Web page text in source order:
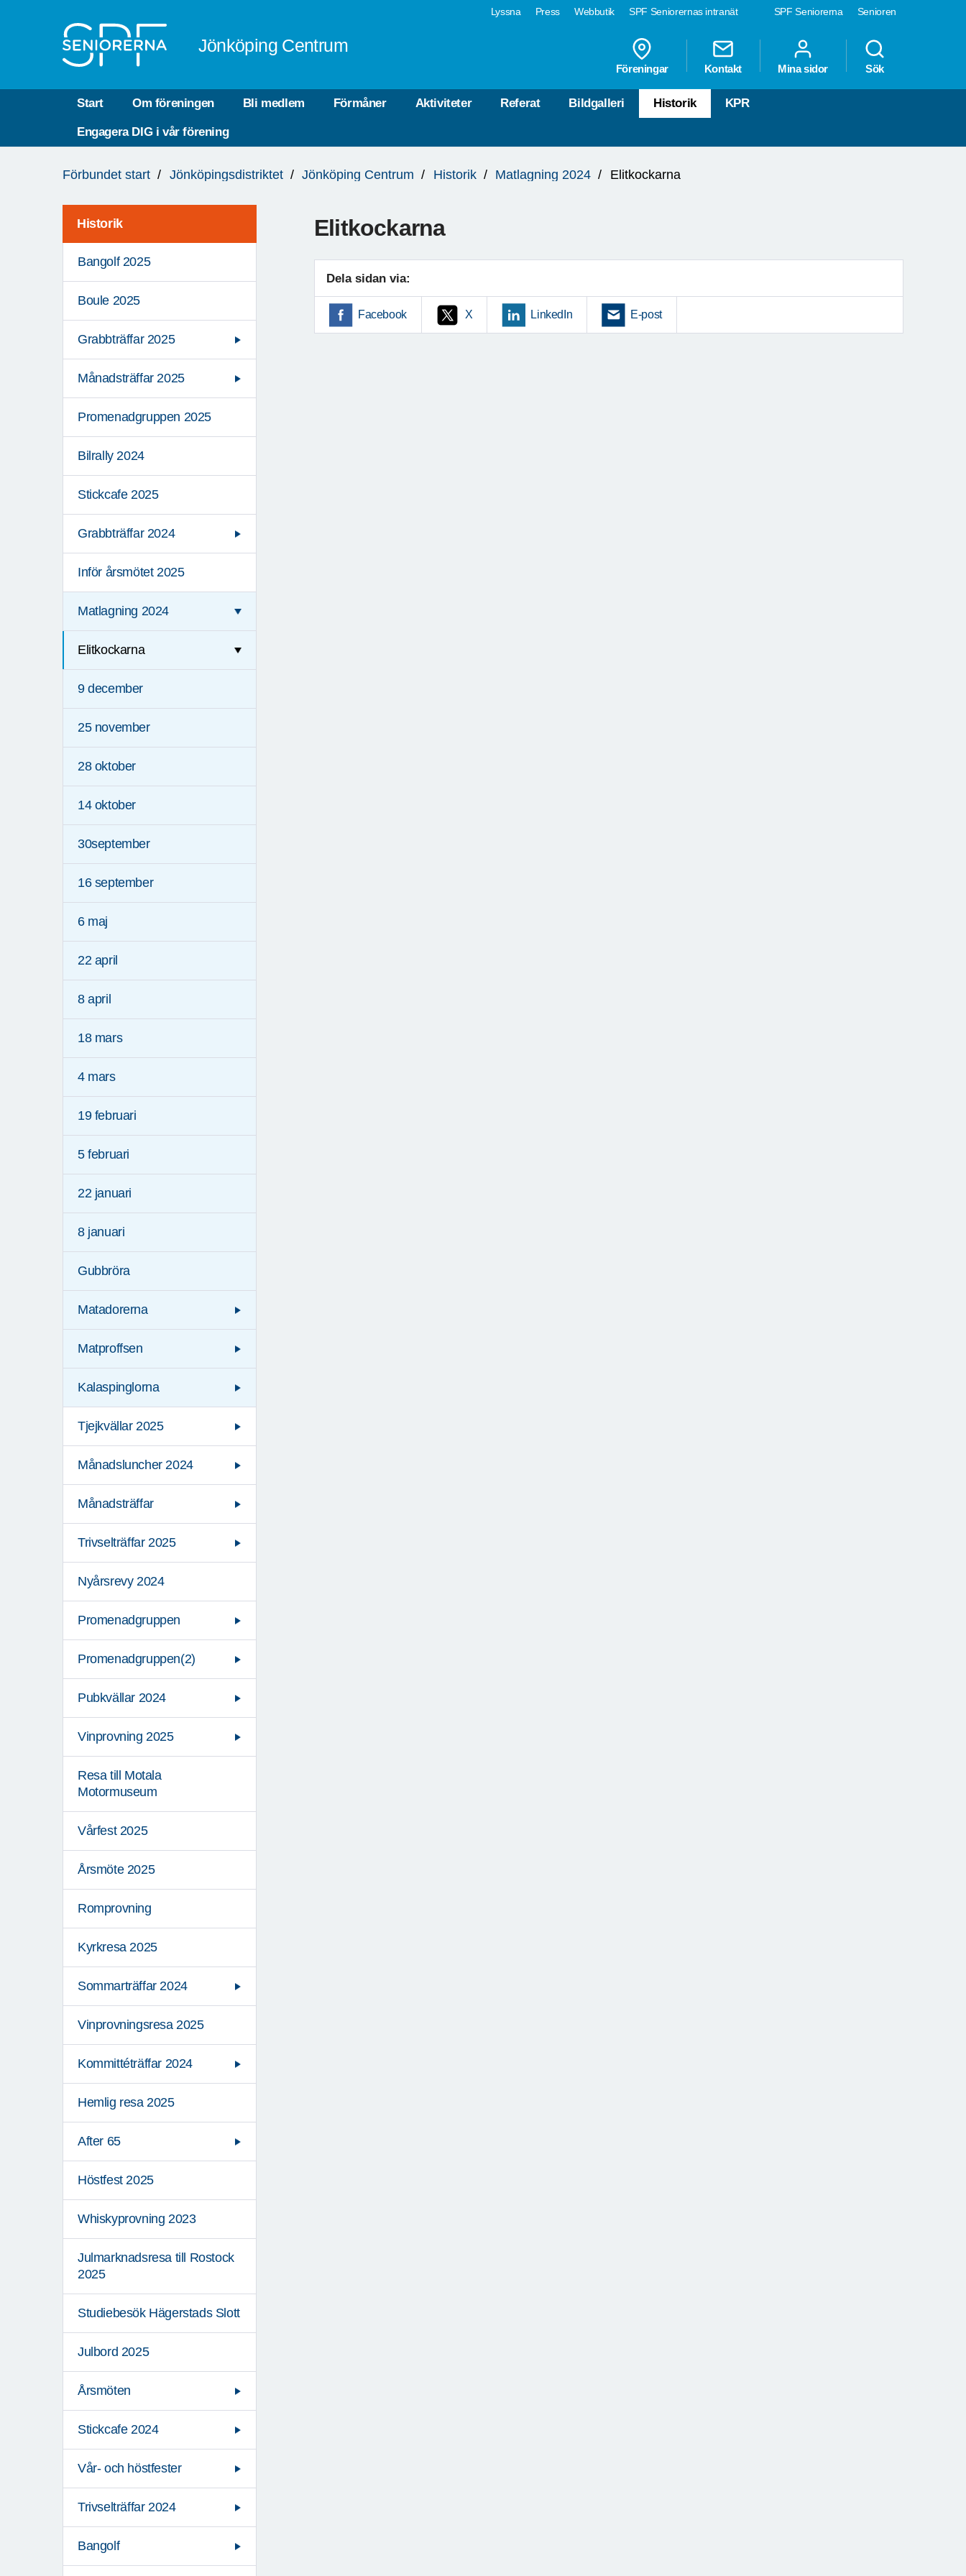
SPF Seniorerna Senioren
Lyssna Press Webbutik SPF Seniorernas intranät
Jönköping Centrum
Föreningar Kontakt Mina sidor Sök
Start Om föreningen Bli medlem Förmåner Aktiviteter Referat Bildgalleri Historik KPR
Engagera DIG i vår förening
är
Förbundet start Jönköpingsdistriktet Jönköping Centrum Historik Matlagning 2024 Elitkockarna
Historik
Bangolf 2025
Boule 2025
Grabbträffar 2025
Månadsträffar 2025
Promenadgruppen 2025
Bilrally 2024
Stickcafe 2025
Grabbträffar 2024
Inför årsmötet 2025
Matlagning 2024
Elitkockarna
9 december
25 november
28 oktober
14 oktober
30september
16 september
6 maj
22 april
8 april
18 mars
4 mars
19 februari
5 februari
22 januari
8 januari
Gubbröra
Matadorerna
Matproffsen
Kalaspinglorna
Tjejkvällar 2025
Månadsluncher 2024
Månadsträffar
Trivselträffar 2025
Nyårsrevy 2024
Promenadgruppen
Promenadgruppen(2)
Pubkvällar 2024
Vinprovning 2025
Resa till Motala
Motormuseum
Vårfest 2025
Årsmöte 2025
Romprovning
Kyrkresa 2025
Sommarträffar 2024
Vinprovningsresa 2025
Kommittéträffar 2024
Hemlig resa 2025
After 65
Höstfest 2025
Whiskyprovning 2023
Julmarknadsresa till Rostock
2025
Studiebesök Hägerstads Slott
Julbord 2025
Årsmöten
Stickcafe 2024
Vår- och höstfester
Trivselträffar 2024
Bangolf
Elitkockarna
Dela sidan via:
Facebook X LinkedIn E-post